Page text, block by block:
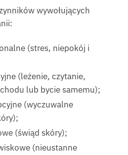
wywołujących
(stres, niepokój i
(leżenie, czytanie,
lub bycie samemu);
(wyczuwalne
(świąd skóry);
(nieustanne